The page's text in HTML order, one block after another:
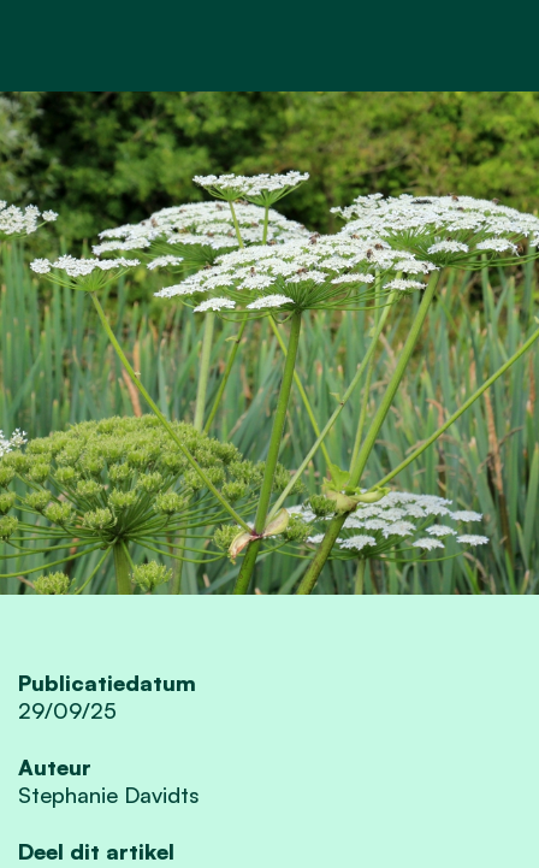
Publicatiedatum
29/09/25
Auteur
Stephanie Davidts
Deel dit artikel